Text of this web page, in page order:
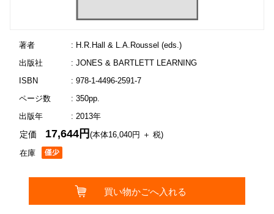
著者
: H.R.Hall & L.A.Roussel (eds.)
出版社
: JONES & BARTLETT LEARNING
ISBN
: 978-1-4496-2591-7
ページ数
: 350pp.
出版年
: 2013年
在庫
定価 17,644円(本体16,040円 ＋ 税)